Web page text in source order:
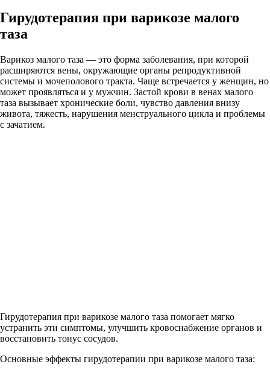
Гирудотерапия при варикозе малого
таза
Варикоз малого таза — это форма заболевания, при которой
расширяются вены, окружающие органы репродуктивной
системы и мочеполового тракта. Чаще встречается у женщин, но
может проявляться и у мужчин. Застой крови в венах малого
таза вызывает хронические боли, чувство давления внизу
живота, тяжесть, нарушения менструального цикла и проблемы
с зачатием.
Гирудотерапия при варикозе малого таза помогает мягко
устранить эти симптомы, улучшить кровоснабжение органов и
восстановить тонус сосудов.
Основные эффекты гирудотерапии при варикозе малого таза: